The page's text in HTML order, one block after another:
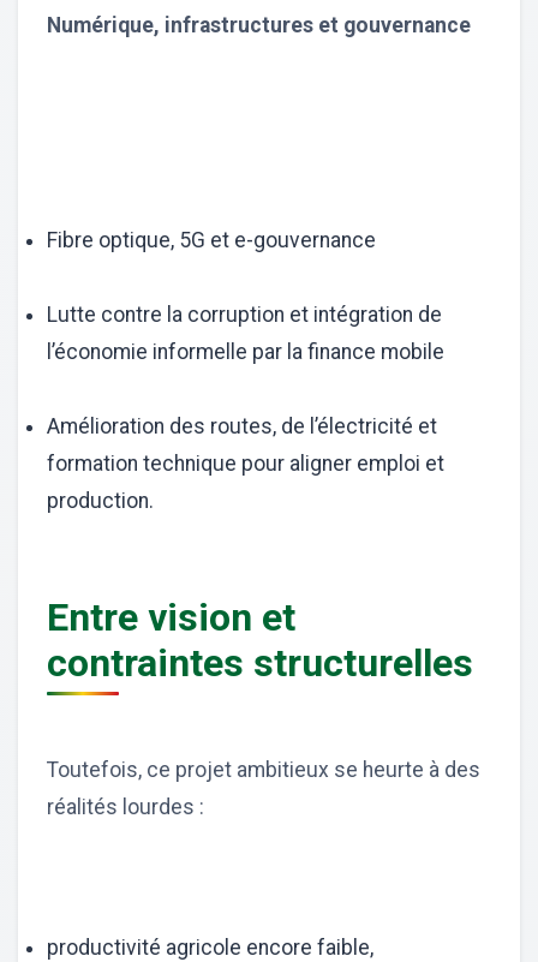
Numérique, infrastructures et gouvernance
Fibre optique, 5G et e-gouvernance
Lutte contre la corruption et intégration de
l’économie informelle par la finance mobile
Amélioration des routes, de l’électricité et
formation technique pour aligner emploi et
production.
Entre vision et
contraintes structurelles
Toutefois, ce projet ambitieux se heurte à des
réalités lourdes :
productivité agricole encore faible,